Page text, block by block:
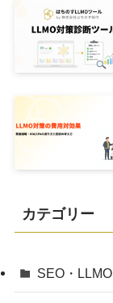
カテゴリー
SEO・LLMO